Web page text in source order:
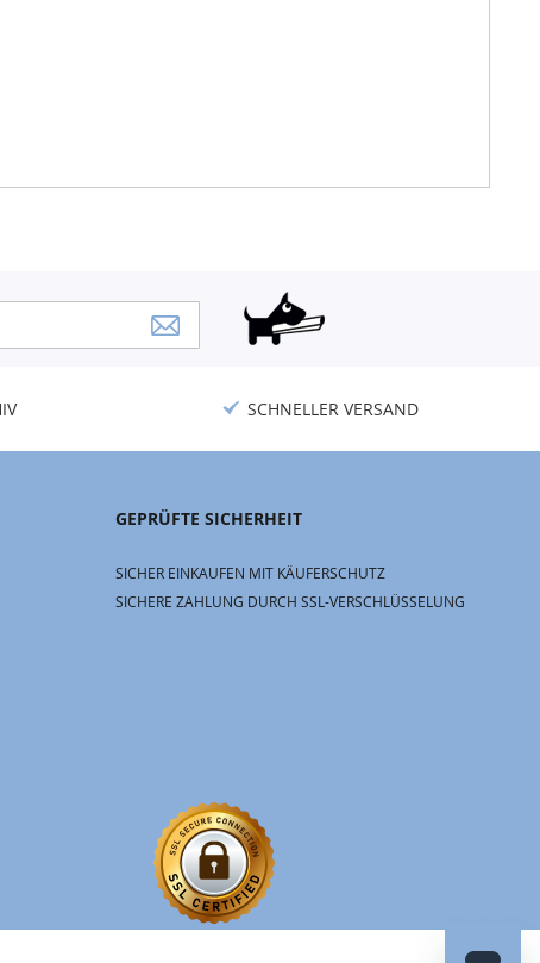
SCHNELLER VERSAND
GEPRÜFTE SICHERHEIT
SICHER EINKAUFEN MIT KÄUFERSCHUTZ
SICHERE ZAHLUNG DURCH SSL-VERSCHLÜSSELUNG